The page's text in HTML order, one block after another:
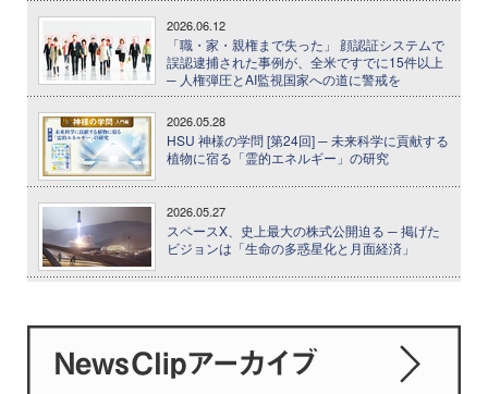
2026.06.12
「職・家・親権まで失った」 顔認証システムで
誤認逮捕された事例が、全米ですでに15件以上
─ 人権弾圧とAI監視国家への道に警戒を
2026.05.28
HSU 神様の学問 [第24回] ─ 未来科学に貢献する
植物に宿る「霊的エネルギー」の研究
2026.05.27
スペースX、史上最大の株式公開迫る ─ 掲げた
ビジョンは「生命の多惑星化と月面経済」